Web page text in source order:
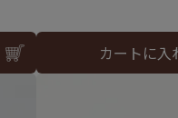
カートに入